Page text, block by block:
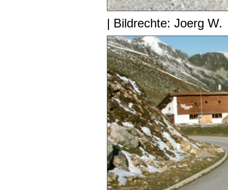
| Bildrechte: Joerg W.